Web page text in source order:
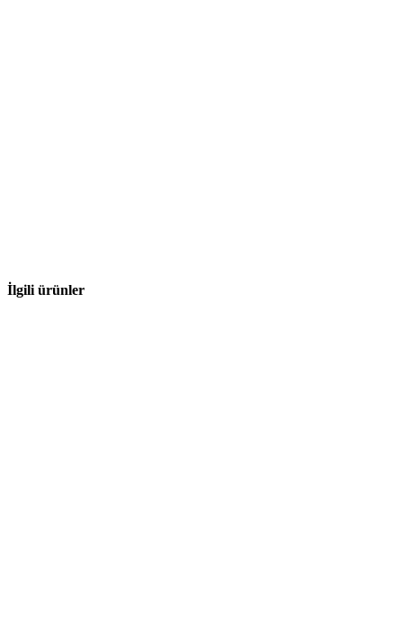
İlgili ürünler